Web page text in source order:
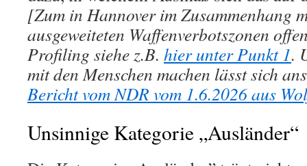
[Zum in Hannover im Zusammenhang
ausgeweiteten Waffenverbotszonen
Profiling siehe z.B. hier unter Punkt 1.
mit den Menschen machen lässt sich
Bericht vom NDR vom 1.6.2026 aus
Unsinnige Kategorie „Ausländer“